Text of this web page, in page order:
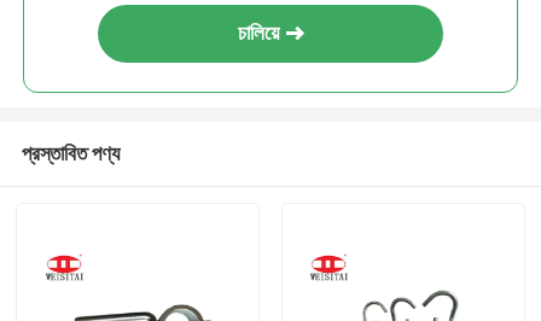
চালিয়ে
প্রস্তাবিত পণ্য